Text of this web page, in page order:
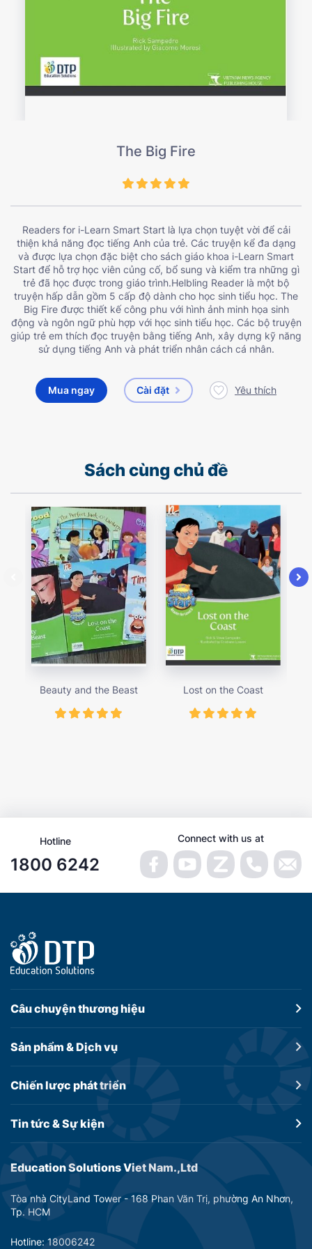
The Big Fire
Readers for i-Learn Smart Start là lựa chọn tuyệt vời để cải
thiện khả năng đọc tiếng Anh của trẻ. Các truyện kể đa dạng
và được lựa chọn đặc biệt cho sách giáo khoa i-Learn Smart
Start để hỗ trợ học viên củng cố, bổ sung và kiểm tra những gì
trẻ đã học được trong giáo trình.Helbling Reader là một bộ
truyện hấp dẫn gồm 5 cấp độ dành cho học sinh tiểu học. The
Big Fire được thiết kế công phu với hình ảnh minh họa sinh
động và ngôn ngữ phù hợp với học sinh tiểu học. Các bộ truyện
giúp trẻ em thích đọc truyện bằng tiếng Anh, xây dựng kỹ năng
sử dụng tiếng Anh và phát triển nhân cách cá nhân.
Mua ngay Cài đặt Yêu thích
Sách cùng chủ đề
Beauty and the Beast Lost on the Coast
Hotline
1800 6242
Connect with us at
Education Solutions Viet Nam.,Ltd
Tòa nhà CityLand Tower - 168 Phan Văn Trị, phường An Nhơn,
Tp. HCM
Hotline: 18006242
Câu chuyệnthương hiệu
Sản phẩm &Dịch vụ
Chiến lược phát triển
Tin tức &Sự kiện